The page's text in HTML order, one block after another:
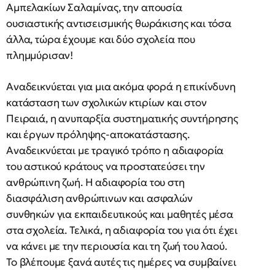
Αμπελακίων Σαλαμίνας, την απουσία
ουσιαστικής αντισεισμικής θωράκισης και τόσα
άλλα, τώρα έχουμε και δύο σχολεία που
πλημμύρισαν!
Αναδεικνύεται για μια ακόμα φορά η επικίνδυνη
κατάσταση των σχολικών κτιρίων και στον
Πειραιά, η ανυπαρξία συστηματικής συντήρησης
και έργων πρόληψης-αποκατάστασης.
Αναδεικνύεται με τραγικό τρόπο η αδιαφορία
του αστικού κράτους να προστατεύσει την
ανθρώπινη ζωή. Η αδιαφορία του στη
διασφάλιση ανθρώπινων και ασφαλών
συνθηκών για εκπαιδευτικούς και μαθητές μέσα
στα σχολεία. Τελικά, η αδιαφορία του για ότι έχει
να κάνει με την περιουσία και τη ζωή του λαού.
Το βλέπουμε ξανά αυτές τις ημέρες να συμβαίνει